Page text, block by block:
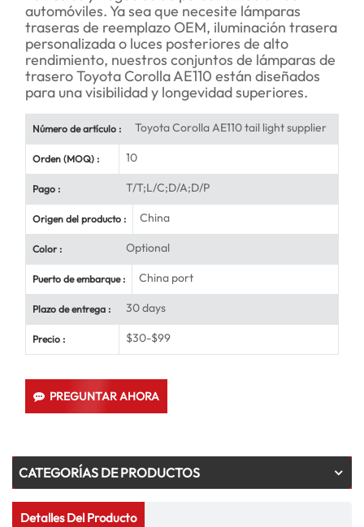
automóviles. Ya sea que necesite lámparas
traseras de reemplazo OEM, iluminación trasera
personalizada o luces posteriores de alto
rendimiento, nuestros conjuntos de lámparas de
trasero Toyota Corolla AE110 están diseñados
para una visibilidad y longevidad superiores.
Número de artículo : Toyota Corolla AE110 tail light supplier
Orden (MOQ) : 10
Pago : T/T;L/C;D/A;D/P
Origen del producto : China
Color : Optional
Puerto de embarque : China port
Plazo de entrega : 30 days
Precio : $30-$99
PREGUNTAR AHORA
CATEGORÍAS DE PRODUCTOS
Detalles Del Producto